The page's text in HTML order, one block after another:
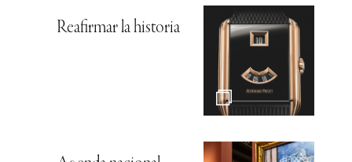
Reafirmar la historia